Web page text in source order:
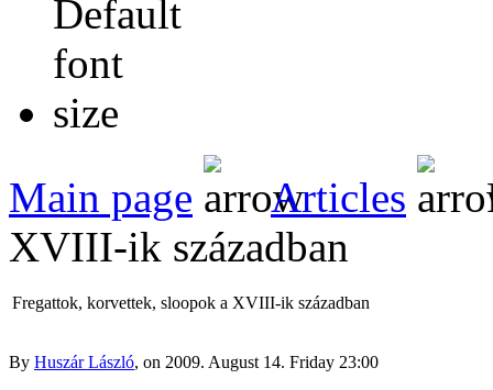
Main page Articles
XVIII-ik században
Fregattok, korvettek, sloopok a XVIII-ik században
By Huszár László, on 2009. August 14. Friday 23:00